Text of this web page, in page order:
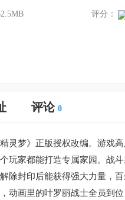
评分：
评论 0
梦》正版授权改编。游戏高
玩家都能打造专属家园。战
除封印后能获得强大力量，
动画里的叶罗丽战士全员到